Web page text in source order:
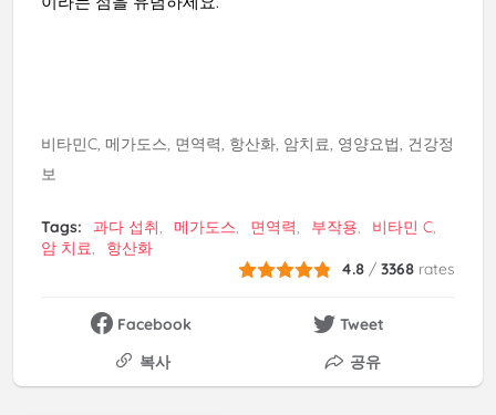
비타민C, 메가도스, 면역력, 항산화, 암치료, 영양요법, 건강정
보
Tags: 과다 섭취 메가도스 면역력 부작용
비타민 C
암 치료
항산화
4.8 /3368 rates
Facebook
Tweet
복사
공유